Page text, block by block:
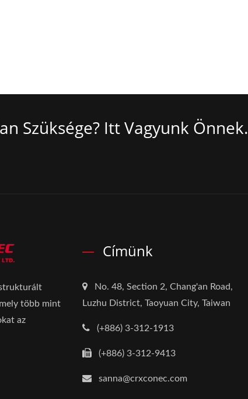
Szüksége? Itt Vagyunk Önnek.
több mint
az
Címünk
No. 48, Section 2, Chang'an Road,
Luzhu District, Taoyuan City, Taiwan
(+886) 3-312-1913
(+886) 3-312-9413
sanna@crxconec.com